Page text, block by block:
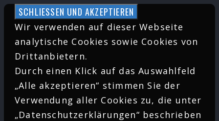
Zum
Inhalt
springen
Wir verwenden auf dieser Webseite
analytische Cookies sowie Cookies von
Drittanbietern.
Durch einen Klick auf das Auswahlfeld
„Alle akzeptieren“ stimmen Sie der
Verwendung aller Cookies zu, die unter
„Datenschutzerklärungen“ beschrieben